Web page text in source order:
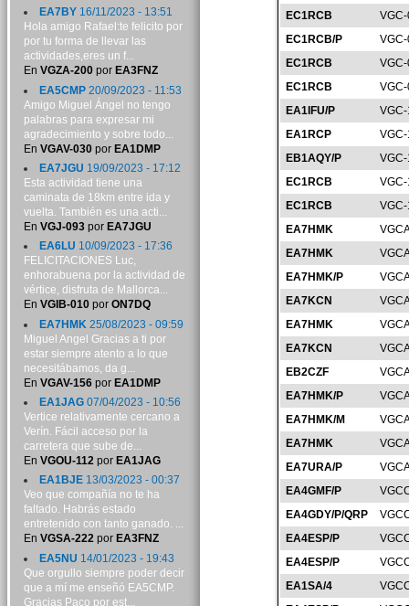
EC1RCB
EC1RCB/P
EC1RCB
EC1RCB
EA1IFU/P
EA1RCP
EB1AQY/P
EC1RCB
EC1RCB
EA7HMK
EA7HMK
EA7HMK/P
EA7KCN
EA7HMK
EA7KCN
EB2CZF
EA7HMK/P
EA7HMK/M
EA7HMK
EA7URA/P
EA4GMF/P
EA4GDY/P/QRP
EA4ESP/P
EA4ESP/P
EA1SA/4
EA7BY16/11/2023 - 13:51
Hola amigo Rafael:te felicito por
por tu forma de llevar las
actividades,eres un f...
En VGZA-200por EA3FNZ
EA5CMP20/09/2023 - 11:53
Amigo Miguel Ángel no tengo
palabras para expresar mi
agradecimiento y sobre todo...
En VGAV-030por EA1DMP
EA7JGU 19/09/2023 - 17:12
Esta actividad tiene una
caminata de 18km entre ida y
vuelta. También es una acti...
En VGJ-093por EA7JGU
EA6LU 10/09/2023 - 17:36
FELICITACIONES Luc,
enhorabuena por la actividad de
vértice, disfruta de Mallorca...
En VGIB-010por ON7DQ
EA7HMK 25/08/2023 - 09:59
Miguel Angel Gracias a ti por
estar siempre atento a lo que
necesitábamos, da g...
En VGAV-156por EA1DMP
EA1JAG07/04/2023 - 10:56
Vertice relativamente cercano a
Verín. Fácil acceso por la
carretera que sube de...
En VGOU-112por EA1JAG
EA1BJE13/03/2023 - 00:37
Veo que compañía no te ha
faltado. Habrás estado
entretenido con tanto ganado. ...
En VGSA-222por EA3FNZ
EA5NU 14/01/2023 - 19:43
Que orgullo siempre poder decir
que a mí me enseñó EA5CMP.
Gracias Paco por est...